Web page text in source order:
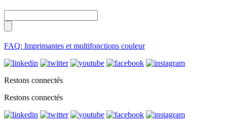
FAQ: Imprimantes et multifonctions couleur
Restons connectés
Restons connectés